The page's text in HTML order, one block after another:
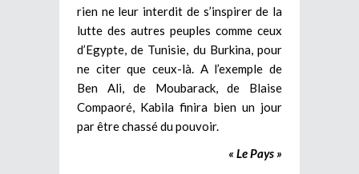
rien ne leur interdit de s’inspirer de la
lutte des autres peuples comme ceux
d’Egypte, de Tunisie, du Burkina, pour
ne citer que ceux-là. A l’exemple de
Ben Ali, de Moubarack, de Blaise
Compaoré, Kabila finira bien un jour
par être chassé du pouvoir.
« Le Pays »